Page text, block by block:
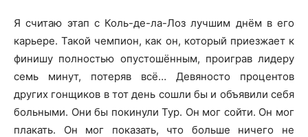
Я считаю этап с Коль-де-ла-Лоз лучшим днём в его
карьере. Такой чемпион, как он, который приезжает к
финишу полностью опустошённым, проиграв лидеру
семь минут, потеряв всё… Девяносто процентов
других гонщиков в тот день сошли бы и объявили себя
больными. Они бы покинули Тур. Он мог сойти. Он мог
плакать. Он мог показать, что больше ничего не